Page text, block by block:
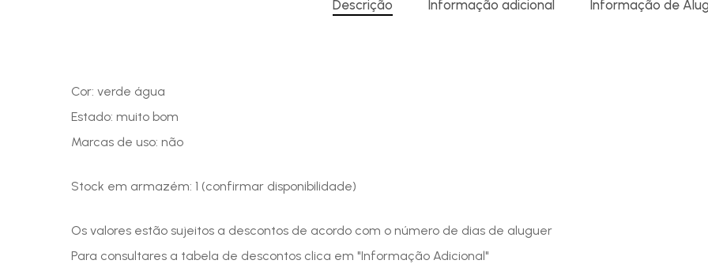
Descrição Informação adicional Informação de
Cor: verde água
Estado: muito bom
Marcas de uso: não
Stock em armazém: 1 (confirmar disponibilidade)
Os valores estão sujeitos a descontos de acordo com o número de dias de aluguer
Para consultares a tabela de descontos clica em "Informação Adicional"